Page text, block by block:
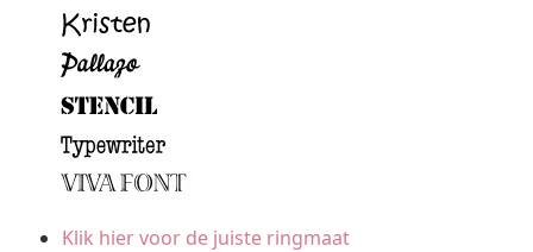
Klik hier voor de juiste ringmaat